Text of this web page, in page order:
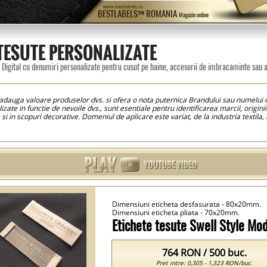
BESTLABELS™ ROMANIA Magazin online
www.bestlabels.ro
PERSONALIZATE
cu denumiri personalizate pentru cusut pe haine, accesorii de imbracaminte sau
valoare produselor dvs. si ofera o nota puternica Brandului sau
in functie de nevoile dvs., sunt esentiale pentru identificarea marcii,
in scopuri decorative. Domeniul de aplicare este variat, de la industria
sau saltele. Toate modele de etichete tesute sunt fabricate la comanda
de brodat standard sau lurex (efect metalizat), cu diferite tipuri de finisaje,
pagina veti descoperi o gama variata de modele de etichete brodate,
modelului de care sunteti interesat, si urmand indicatiile si specificatiile
iar noi ne vom preocupa de productia acestora la cele mai inalte standarde!
productie fiind calculate si afisate in regim automat pentru fiecare cantitate.
Etichete tesute Swell Style
Dimensiuni eticheta desfasurata - 80x20mm.
Dimensiuni eticheta pliata - 70x20mm.
764 RON / 500 buc.
Pret intre: 0,305 - 1,323 RON/buc.